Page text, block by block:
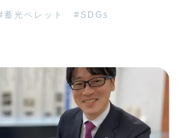
蓄光ペレット SDGs